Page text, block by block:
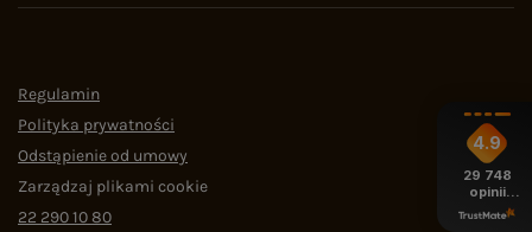
Regulamin
Polityka prywatności
Odstąpienie od umowy
Zarządzaj plikami cookie
22 290 10 80
4.9
29 748
opinii
z całego